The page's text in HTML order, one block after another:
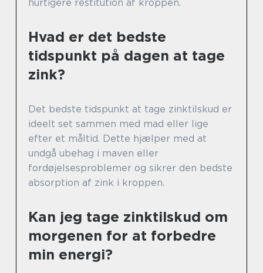
hurtigere restitution af kroppen.
Hvad er det bedste
tidspunkt på dagen at tage
zink?
Det bedste tidspunkt at tage zinktilskud er
ideelt set sammen med mad eller lige
efter et måltid. Dette hjælper med at
undgå ubehag i maven eller
fordøjelsesproblemer og sikrer den bedste
absorption af zink i kroppen.
Kan jeg tage zinktilskud om
morgenen for at forbedre
min energi?